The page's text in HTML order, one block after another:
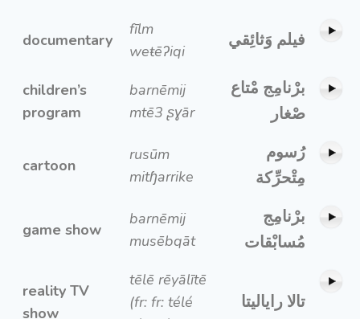
documentary
fīlm
weŧēʔiqi
فيلم وَثائِقي
children’s
program
barnēmij
mtē3 ʂɣār
برْنامِج مْتاع
صْغار
cartoon
rusūm
mitɧarrike
رُسوم
مِتْحرِّكة
game show
barnēmij
musēbqāt
برْنامِج
مُسابْقات
reality TV
show
tēlē rēyālītē
(fr: fr: télé
تالا راياليتا